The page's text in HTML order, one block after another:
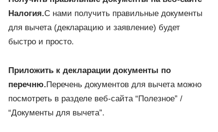
Налогия.С нами получить правильные документы
для вычета (декларацию и заявление) будет
быстро и просто.
Приложить к декларации документы по
перечню. Перечень документов для вычета можно
посмотреть в разделе веб-сайта “Полезное” /
“Документы для вычета”.